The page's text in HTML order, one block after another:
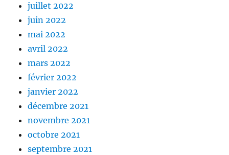
juillet 2022
juin 2022
mai 2022
avril 2022
mars 2022
février 2022
janvier 2022
décembre 2021
novembre 2021
octobre 2021
septembre 2021